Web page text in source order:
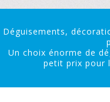
Déguisements,
Un choix énorme de
petit prix pour